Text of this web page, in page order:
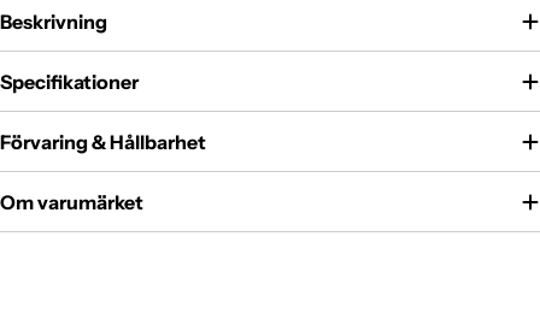
Beskrivning
Specifikationer
Förvaring & Hållbarhet
Om varumärket